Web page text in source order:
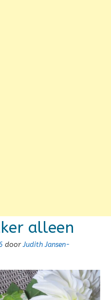
alleen
doorJudith Jansen-